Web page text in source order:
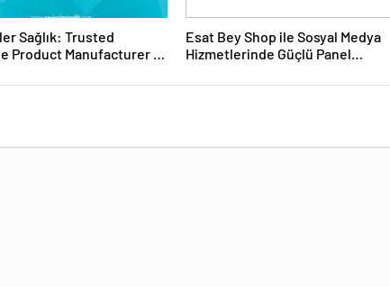
Sağlık: Trusted
Product Manufacturer in
Esat Bey Shop ile Sosyal Medya
Hizmetlerinde Güçlü Panel